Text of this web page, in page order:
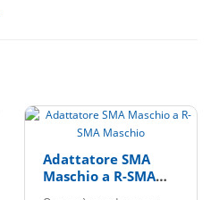
Adattatore SMA
Maschio a R-SMA